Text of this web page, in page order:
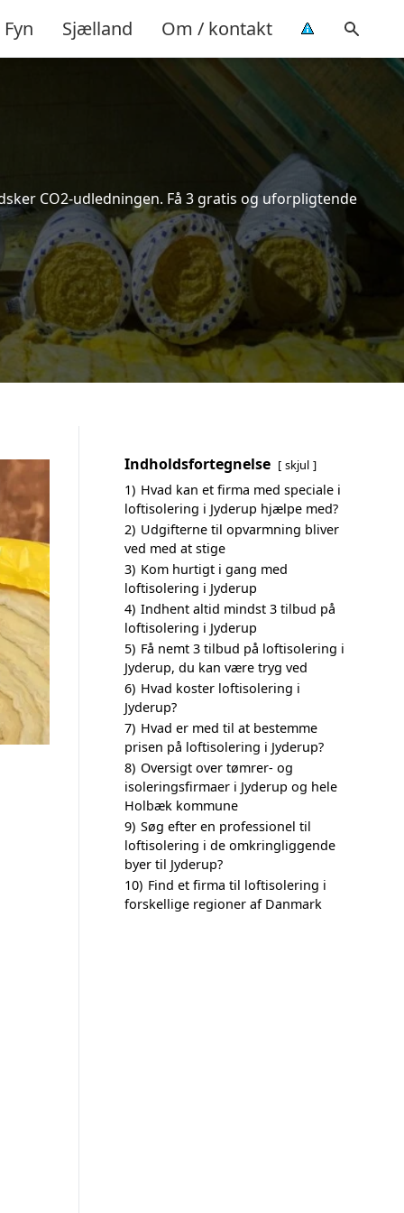
Fyn Sjælland Om / kontakt
CO2-udledningen. Få 3 gratis og uforpligtende
Indholdsfortegnelse skjul
1) Hvad kan et firma med speciale i
loftisolering i Jyderup hjælpe med?
2) Udgifterne til opvarmning bliver
ved med at stige
3) Kom hurtigt i gang med
loftisolering i Jyderup
4) Indhent altid mindst 3 tilbud på
loftisolering i Jyderup
5) Få nemt 3 tilbud på loftisolering i
Jyderup, du kan være tryg ved
6) Hvad koster loftisolering i
Jyderup?
7) Hvad er med til at bestemme
prisen på loftisolering i Jyderup?
8) Oversigt over tømrer- og
isoleringsfirmaer i Jyderup og hele
Holbæk kommune
9) Søg efter en professionel til
loftisolering i de omkringliggende
byer til Jyderup?
10) Find et firma til loftisolering i
forskellige regioner af Danmark